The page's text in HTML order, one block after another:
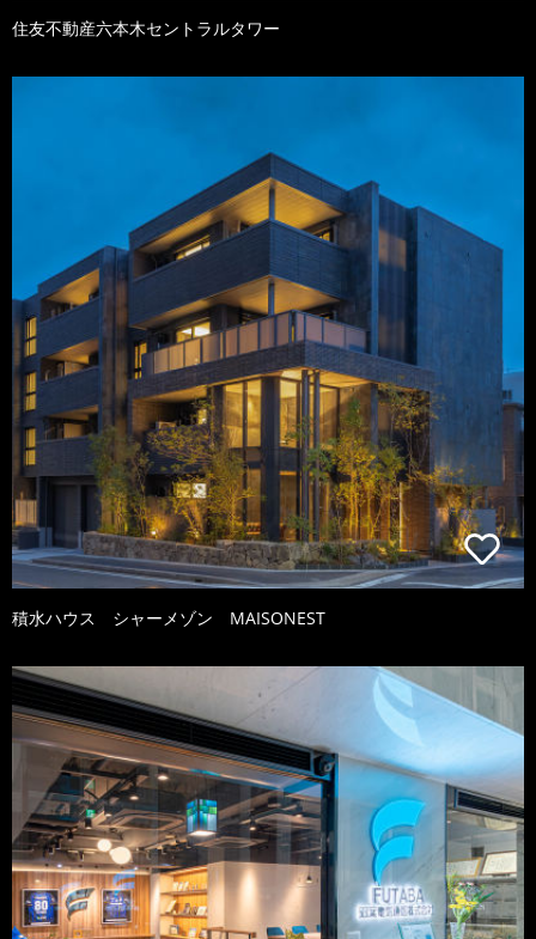
住友不動産六本木セントラルタワー
積水ハウス シャーメゾン MAISONEST